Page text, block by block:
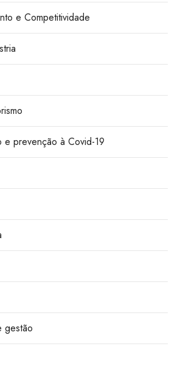
e Competitividade
e prevenção à Covid-19
gestão